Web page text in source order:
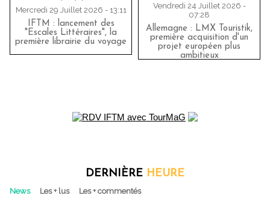
Mercredi 29 Juillet 2026 - 13:11
IFTM : lancement des
"Escales Littéraires", la
première librairie du voyage
Vendredi 24 Juillet 2026 -
07:28
Allemagne : LMX Touristik,
première acquisition d'un
projet européen plus
ambitieux
DERNIÈRE HEURE
News Les + lus Les + commentés